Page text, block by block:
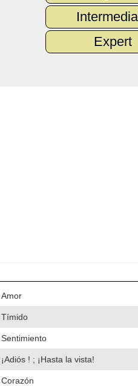
Expert
Amor
Tímido
Sentimiento
¡Adiós ! ; ¡Hasta la vista!
Corazón